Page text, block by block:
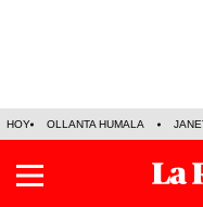
HOY OLLANTA HUMALA